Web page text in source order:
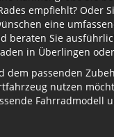
empfiehlt? Oder
eine
Sie
in Überlingen
passenden
nutzen
Fahrradmodell